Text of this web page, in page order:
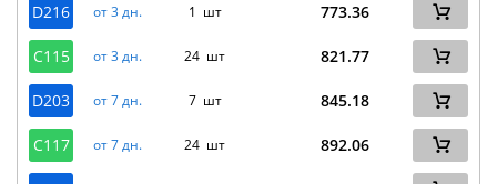
D216 от 3 дн. 1 шт 773.36
C115 от 3 дн. 24 шт 821.77
D203 от 7 дн. 7 шт 845.18
C117 от 7 дн. 24 шт 892.06